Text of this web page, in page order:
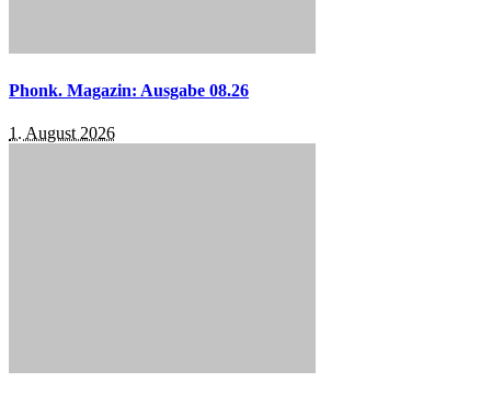
Phonk. Magazin: Ausgabe 08.26
1. August 2026